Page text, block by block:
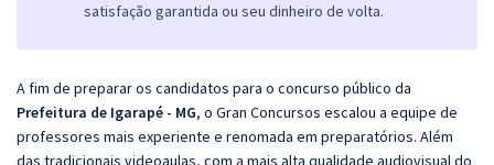
satisfação garantida ou seu dinheiro de volta.
A fim de preparar os candidatos para o concurso público da
Prefeitura de Igarapé - MG, o Gran Concursos escalou a equipe de
professores mais experiente e renomada em preparatórios. Além
das tradicionais videoaulas, com a mais alta qualidade audiovisual do